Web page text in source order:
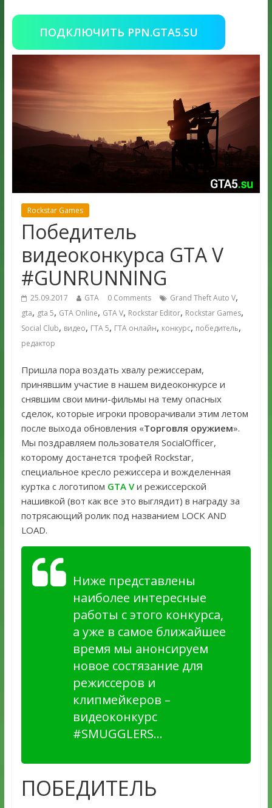
ПОДКЛЮЧИТЬ PPN.GTA5.SU
Rockstar Games
Победитель
видеоконкурса GTA V
#GUNRUNNING
25.09.2017 GTA 0 Comments Grand Theft Auto V,
gta, gta 5, GTA Online, GTA V, Rockstar Editor, Rockstar Games,
Social Club, видео, ГТА 5, ГТА онлайн, конкурс, победитель,
редактор
Пришла пора воздать хвалу режиссерам,
принявшим участие в нашем видеоконкурсе и
снявшим свои мини-фильмы на тему опасных
сделок, которые игроки проворачивали этим летом
после выхода обновления «Торговля оружием».
Мы поздравляем пользователя SocialOfficer,
которому достанется трофей Rockstar,
специальное кресло режиссера и вожделенная
куртка с логотипом GTA Vи режиссерской
нашивкой (вот как все это выглядит) в награду за
потрясающий ролик под названием LOCK AND
LOAD.
Ниже представлены
наиболее интересные
работы с этого конкурса,
а уже в самое ближайшее
время мы анонсируем
новое состязание для
режиссеров и
клипмейкеров –
видеоконкурс
#SMUGGLERS…
ПОБЕДИТЕЛЬ